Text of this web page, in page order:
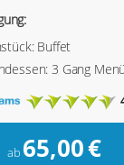
Buffet
3 Gang Menü
ab 65,00€